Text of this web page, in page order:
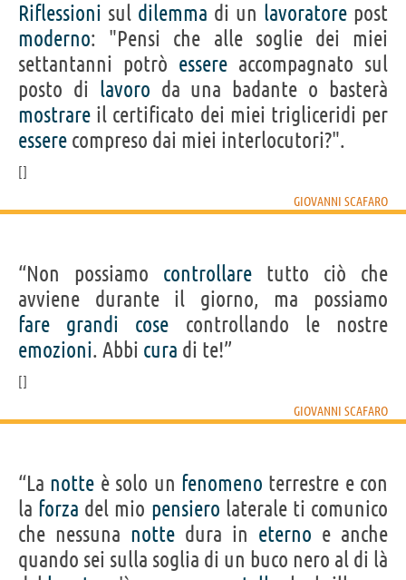
Riflessioni sul dilemma di un lavoratore post
moderno: "Pensi che alle soglie dei miei
settantanni potrò essere accompagnato sul
posto di lavoro da una badante o basterà
mostrare il certificato dei miei trigliceridi per
essere compreso dai miei interlocutori?".
GIOVANNI SCAFARO
“Non possiamo controllare tutto ciò che
avviene durante il giorno, ma possiamo
fare
grandi cose controllando le nostre
emozioni. Abbi cura di te!”
GIOVANNI SCAFARO
“La notte è solo un fenomeno terrestre e con
la forza del mio pensiero laterale ti comunico
che nessuna notte dura in eterno e anche
quando sei sulla soglia di un buco nero al di là